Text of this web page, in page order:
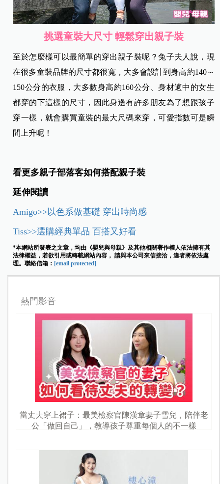
挑選童裝大尺寸 輕鬆穿出親子裝
至於怎麼樣可以最簡單的穿出親子裝呢？兔子夫人說，現
在很多童裝品牌的尺寸都很寬，大多會設計到身高約140～
150公分的衣服，大多數身高約160公分、身材適中的女生
都穿的下這樣的尺寸，因此身邊有許多朋友為了想跟孩子
穿一樣，就會購買童裝的最大尺碼來穿，可愛指數可是瞬
間上升呢！
看更多親子部落客如何搭配親子裝
延伸閱讀
Amigo>>以色系做基礎 穿出時尚感
Tiss>>選購經典單品 百搭又好看
*本網站所發表之文章，均由《嬰兒與母親》及其他相關著作權人依法擁有其
法律權益，若欲引用或轉載網站內容， 請與本公司來信接洽，違者將依法處
理。聯絡信箱： [email protected]
熱門影音
當丈夫穿上裙子：最美檢察官陳漢章妻子雪兒，陪伴老
公「做回自己」，教導孩子尊重每個人的不一樣